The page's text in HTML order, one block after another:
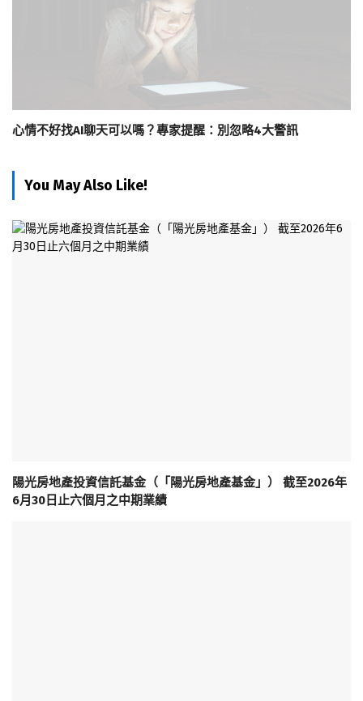
心情不好找AI聊天可以嗎？專家提醒：別忽略4大警訊
You May Also Like!
陽光房地產投資信託基金（「陽光房地產基金」） 截至2026年
6月30日止六個月之中期業績